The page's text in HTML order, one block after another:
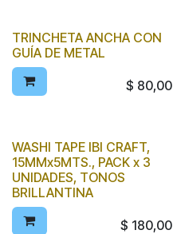
TRINCHETA ANCHA CON
GUÍA DE METAL
$ 80,00
WASHI TAPE IBI CRAFT,
15MMx5MTS., PACK x 3
UNIDADES, TONOS
BRILLANTINA
$ 180,00